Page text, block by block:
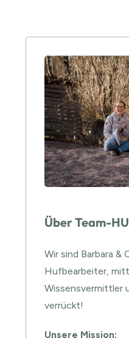
Über Team-
Wir sind Barbara &
Hufbearbeiter,
Wissensvermittler
verrückt!
Unsere Mission: